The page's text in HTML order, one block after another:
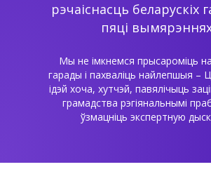
рэчаіснасць беларускіх
пяці
Мы не імкнемся прысароміць
гарады і пахваліць найлепшыя –
ідэй хоча, хутчэй, павялічыць
грамадства рэгіянальнымі
ўзмацніць экспертную